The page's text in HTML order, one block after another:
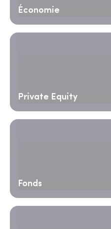
Économie
Private Equity
Fonds